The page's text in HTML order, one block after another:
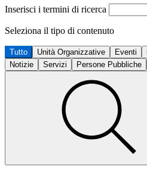
Inserisci i termini di ricerca
Seleziona il tipo di contenuto
Tutto Unità Organizzative Eventi
Notizie
Servizi Persone Pubbliche